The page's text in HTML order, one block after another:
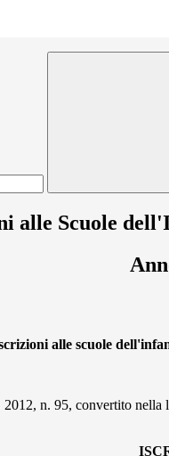
alle Scuole
alle scuole
n. 95, convertito